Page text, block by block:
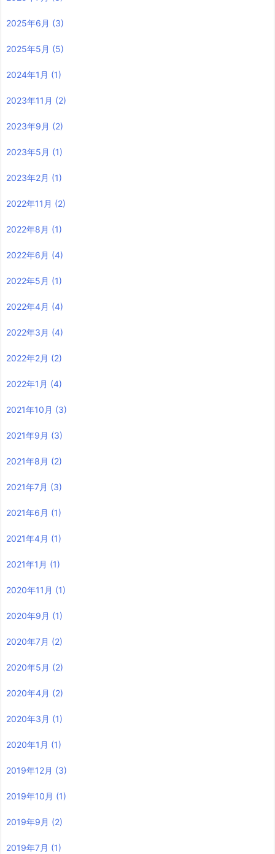
2025年6月 (3)
2025年5月 (5)
2024年1月 (1)
2023年11月 (2)
2023年9月 (2)
2023年5月 (1)
2023年2月 (1)
2022年11月 (2)
2022年8月 (1)
2022年6月 (4)
2022年5月 (1)
2022年4月 (4)
2022年3月 (4)
2022年2月 (2)
2022年1月 (4)
2021年10月 (3)
2021年9月 (3)
2021年8月 (2)
2021年7月 (3)
2021年6月 (1)
2021年4月 (1)
2021年1月 (1)
2020年11月 (1)
2020年9月 (1)
2020年7月 (2)
2020年5月 (2)
2020年4月 (2)
2020年3月 (1)
2020年1月 (1)
2019年12月 (3)
2019年10月 (1)
2019年9月 (2)
2019年7月 (1)